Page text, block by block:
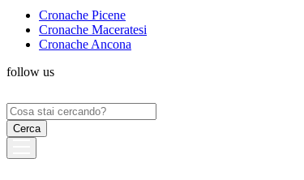
Cronache Picene
Cronache Maceratesi
Cronache Ancona
follow us
Ricerca
per: